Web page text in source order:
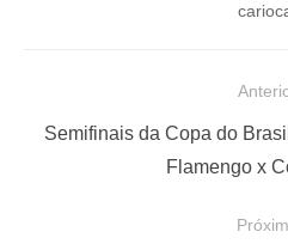
PSemifinais da Copa do
Flamengo x